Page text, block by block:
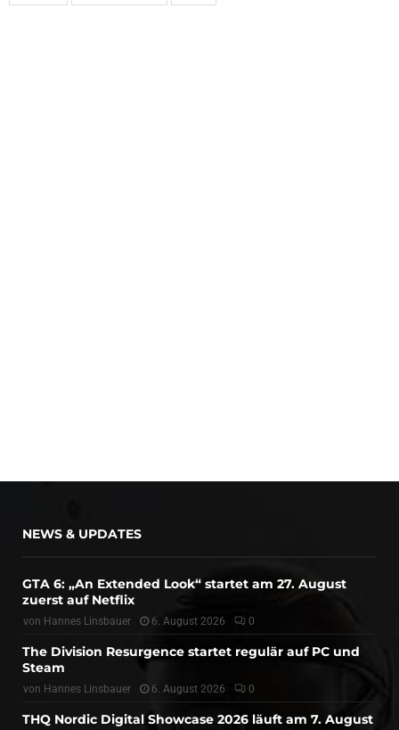
NEWS & UPDATES
GTA 6: „An Extended Look“ startet am 27. August
zuerst auf Netflix
von Hannes Linsbauer 6. August 2026 0
The Division Resurgence startet regulär auf PC und
Steam
von Hannes Linsbauer 6. August 2026 0
THQ Nordic Digital Showcase 2026 läuft am 7. August